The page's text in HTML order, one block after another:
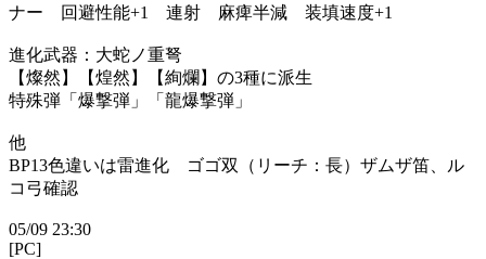
ナー 回避性能+1 連射 麻痺半減 装填速度+1
進化武器：大蛇ノ重弩
【燦然】【煌然】【絢爛】の3種に派生
特殊弾「爆撃弾」「龍爆撃弾」
他
BP13色違いは雷進化 ゴゴ双（リーチ：長）ザムザ笛、ル
コ弓確認
05/09 23:30
[PC]